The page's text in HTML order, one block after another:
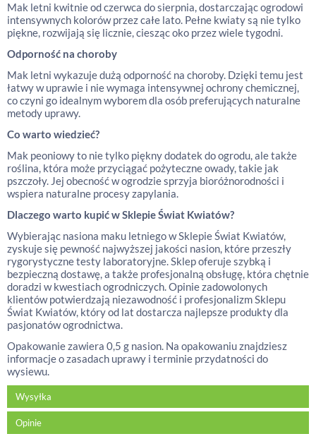
Mak letni kwitnie od czerwca do sierpnia, dostarczając ogrodowi
intensywnych kolorów przez całe lato. Pełne kwiaty są nie tylko
piękne, rozwijają się licznie, ciesząc oko przez wiele tygodni.
Odporność na choroby
Mak letni wykazuje dużą odporność na choroby. Dzięki temu jest
łatwy w uprawie i nie wymaga intensywnej ochrony chemicznej,
co czyni go idealnym wyborem dla osób preferujących naturalne
metody uprawy.
Co warto wiedzieć?
Mak peoniowy to nie tylko piękny dodatek do ogrodu, ale także
roślina, która może przyciągać pożyteczne owady, takie jak
pszczoły. Jej obecność w ogrodzie sprzyja bioróżnorodności i
wspiera naturalne procesy zapylania.
Dlaczego warto kupić w Sklepie Świat Kwiatów?
Wybierając nasiona maku letniego w Sklepie Świat Kwiatów,
zyskuje się pewność najwyższej jakości nasion, które przeszły
rygorystyczne testy laboratoryjne. Sklep oferuje szybką i
bezpieczną dostawę, a także profesjonalną obsługę, która chętnie
doradzi w kwestiach ogrodniczych. Opinie zadowolonych
klientów potwierdzają niezawodność i profesjonalizm Sklepu
Świat Kwiatów, który od lat dostarcza najlepsze produkty dla
pasjonatów ogrodnictwa.
Opakowanie zawiera 0,5 g nasion. Na opakowaniu znajdziesz
informacje o zasadach uprawy i terminie przydatności do
wysiewu.
Wysyłka
Opinie